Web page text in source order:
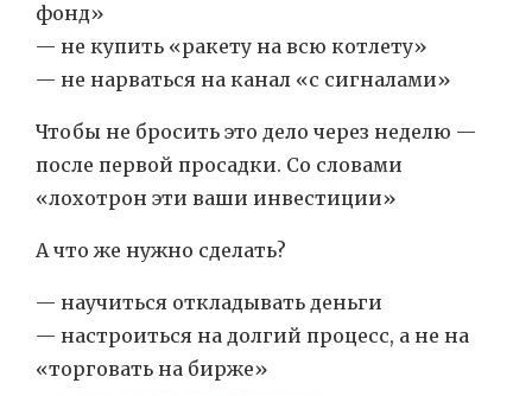
фонд»
— не купить «ракету на всю котлету»
— не нарваться на канал «с сигналами»
Чтобы не бросить это дело через неделю —
после первой просадки. Со словами
«лохотрон эти ваши инвестиции»
А что же нужно сделать?
— научиться откладывать деньги
— настроиться на долгий процесс, а не на
«торговать на бирже»